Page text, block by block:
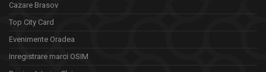
Cazare Brasov
Top City Card
Evenimente Oradea
Inregistrare marci OSIM